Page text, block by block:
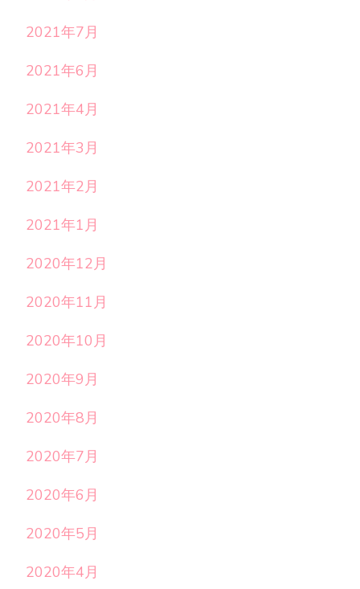
2021年7月
2021年6月
2021年4月
2021年3月
2021年2月
2021年1月
2020年12月
2020年11月
2020年10月
2020年9月
2020年8月
2020年7月
2020年6月
2020年5月
2020年4月